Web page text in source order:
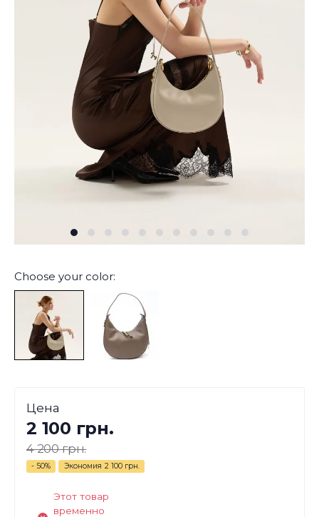
Choose your color:
Цена
2 100 грн.
4 200 грн.
- 50% Экономия 2 100 грн.
Этот товар
временно